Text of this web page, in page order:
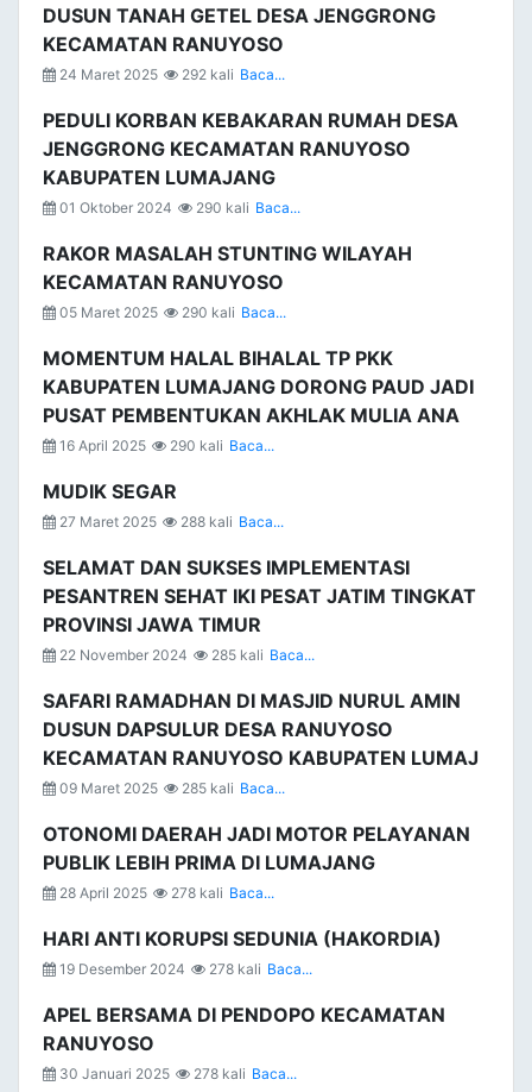
DUSUN TANAH GETEL DESA JENGGRONG
KECAMATAN RANUYOSO
24 Maret 2025 292 kali Baca...
PEDULI KORBAN KEBAKARAN RUMAH DESA
JENGGRONG KECAMATAN RANUYOSO
KABUPATEN LUMAJANG
01 Oktober 2024 290 kali Baca...
RAKOR MASALAH STUNTING WILAYAH
KECAMATAN RANUYOSO
05 Maret 2025 290 kali Baca...
MOMENTUM HALAL BIHALAL TP PKK
KABUPATEN LUMAJANG DORONG PAUD JADI
PUSAT PEMBENTUKAN AKHLAK MULIA ANA
16 April 2025 290 kali Baca...
MUDIK SEGAR
27 Maret 2025 288 kali Baca...
SELAMAT DAN SUKSES IMPLEMENTASI
PESANTREN SEHAT IKI PESAT JATIM TINGKAT
PROVINSI JAWA TIMUR
22 November 2024 285 kali Baca...
SAFARI RAMADHAN DI MASJID NURUL AMIN
DUSUN DAPSULUR DESA RANUYOSO
KECAMATAN RANUYOSO KABUPATEN LUMAJ
09 Maret 2025 285 kali Baca...
OTONOMI DAERAH JADI MOTOR PELAYANAN
PUBLIK LEBIH PRIMA DI LUMAJANG
28 April 2025 278 kali Baca...
HARI ANTI KORUPSI SEDUNIA (HAKORDIA)
19 Desember 2024 278 kali Baca...
APEL BERSAMA DI PENDOPO KECAMATAN
RANUYOSO
30 Januari 2025 278 kali Baca...